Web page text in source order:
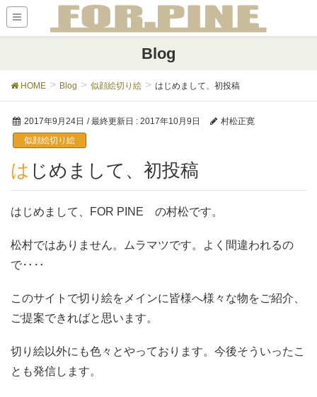
Blog
HOME Blog 似顔絵切り絵 はじめまして、初投稿
2017年9月24日 / 最終更新日 : 2017年10月9日
村松正寛
似顔絵切り絵
はじめまして、初投稿
はじめまして、FOR PINE の村松です。
松村ではありません。ムラマツです。よく間違われるの
で‥‥
このサイトで切り絵をメインに皆様へ様々な物をご紹介、
ご提案できればと思います。
切り絵以外にも色々とやっております。今後そういったこ
とも発信します。